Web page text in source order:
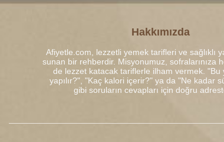
Hakkımızda
Afiyetle.com, lezzetli yemek tarifleri ve sağlıklı
sunan bir rehberdir. Misyonumuz, sofralarınıza
de lezzet katacak tariflerle ilham vermek. "Bu
yapılır?", "Kaç kalori içerir?" ya da "Ne kadar
gibi soruların cevapları için doğru